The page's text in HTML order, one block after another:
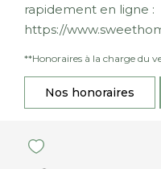
rapidement en ligne :
https://
**Honoraires à la charge du
Nos honoraires